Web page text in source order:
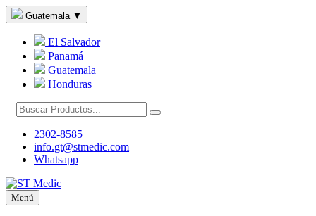
Guatemala ▼
El Salvador
Panamá
Guatemala
Honduras
2302-8585
info.gt@stmedic.com
Whatsapp
Menú